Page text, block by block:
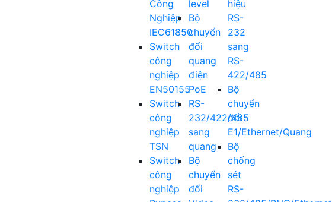
Công
Nghiệp
IEC61850
Switch
công
nghiệp
EN50155
Switch
công
nghiệp
TSN
Switch
công
nghiệp
level
Bộ
chuyển
đổi
quang
điện
PoE
RS-
232/422/485
sang
quang
Bộ
chuyển
đổi
hiệu
RS-
232
sang
RS-
422/485
Bộ
chuyển
đổi
E1/Ethernet/Quang
Bộ
chống
sét
RS-